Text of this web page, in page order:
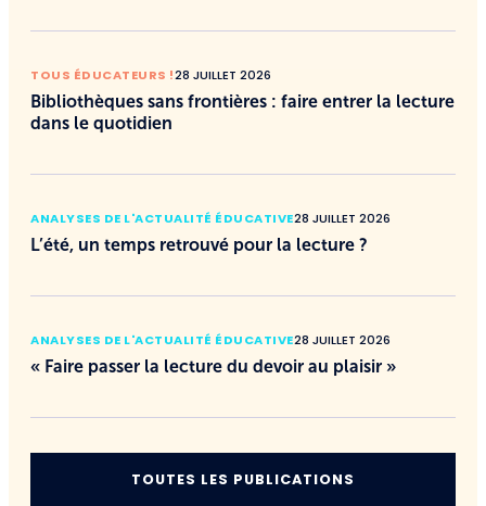
TOUS ÉDUCATEURS !28 JUILLET 2026
Bibliothèques sans frontières : faire entrer la lecture
dans le quotidien
ANALYSES DE L'ACTUALITÉ ÉDUCATIVE28 JUILLET 2026
L’été, un temps retrouvé pour la lecture ?
ANALYSES DE L'ACTUALITÉ ÉDUCATIVE28 JUILLET 2026
« Faire passer la lecture du devoir au plaisir »
TOUTES LES PUBLICATIONS